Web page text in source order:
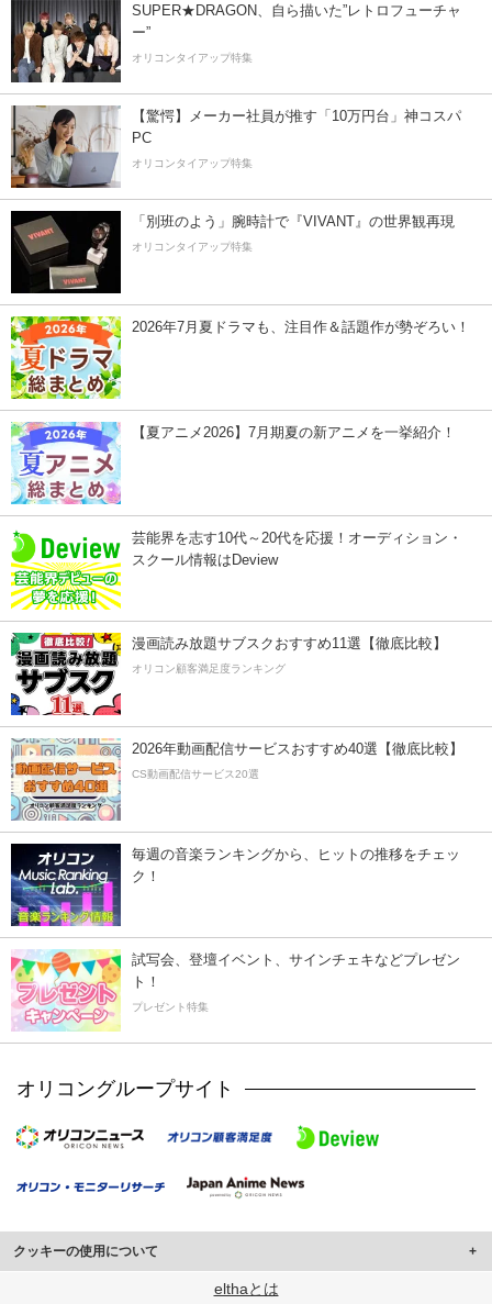
SUPER★DRAGON、自ら描いた”レトロフューチャ
ー”
オリコンタイアップ特集
【驚愕】メーカー社員が推す「10万円台」神コスパ
PC
オリコンタイアップ特集
「別班のよう」腕時計で『VIVANT』の世界観再現
オリコンタイアップ特集
2026年7月夏ドラマも、注目作＆話題作が勢ぞろい！
【夏アニメ2026】7月期夏の新アニメを一挙紹介！
芸能界を志す10代～20代を応援！オーディション・
スクール情報はDeview
漫画読み放題サブスクおすすめ11選【徹底比較】
オリコン顧客満足度ランキング
2026年動画配信サービスおすすめ40選【徹底比較】
CS動画配信サービス20選
毎週の音楽ランキングから、ヒットの推移をチェッ
ク！
試写会、登壇イベント、サインチェキなどプレゼン
ト！
プレゼント特集
オリコングループサイト
クッキーの使用について
このサイトでは Cookie を使用して、ユーザーに合わせたコンテンツや広告の
elthaとは